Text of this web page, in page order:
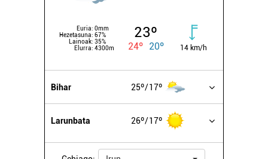
Euria: 0mm
Hezetasuna: 67%
Lainoak: 35%
Elurra: 4300m
23º
24º 20º 14 km/h
Bihar 25º 17º
Larunbata 26º 17º